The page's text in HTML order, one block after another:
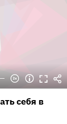
себя в